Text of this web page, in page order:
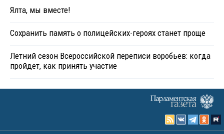
Ялта, мы вместе!
Сохранить память о полицейских-героях станет проще
Летний сезон Всероссийской переписи воробьев: когда
пройдет, как принять участие